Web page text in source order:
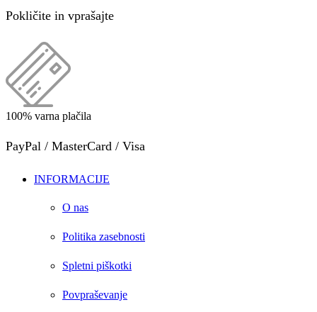
Pokličite in vprašajte
100% varna plačila
PayPal / MasterCard / Visa
INFORMACIJE
O nas
Politika zasebnosti
Spletni piškotki
Povpraševanje